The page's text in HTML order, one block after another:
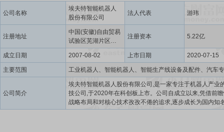
公司名称
埃夫特智能机器人
股份有限公司
法人代表 游玮
注册地址
中国(安徽)自由贸易
试验区芜湖片区万
春东路96号
注册资本 5.22亿
成立日期 2007-08-02 上市日期 2020-07-15
主要范围
公司简介
埃夫特智能机器人股份有限公司,是一家专注于机器人产业
技公司,于2020年在科创板上市。公司自成立以来,凭借前
战略布局和对核心技术孜孜不倦的追求,逐步成长为国内知
器人以及智能制造解决方案提供商,专注、专业打造全系列